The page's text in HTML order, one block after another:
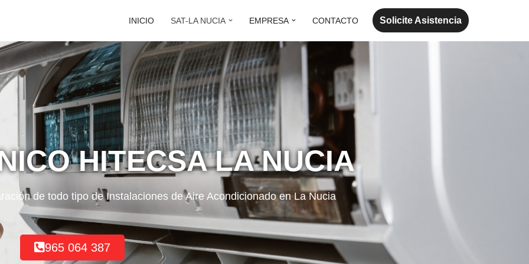
INICIO SAT-LA NUCIA EMPRESA CONTACTO Solicite Asistencia
HITECSA LA NUCIA
de todo tipo de Instalaciones de Aire Acondicionado en La Nucia
965 064 387